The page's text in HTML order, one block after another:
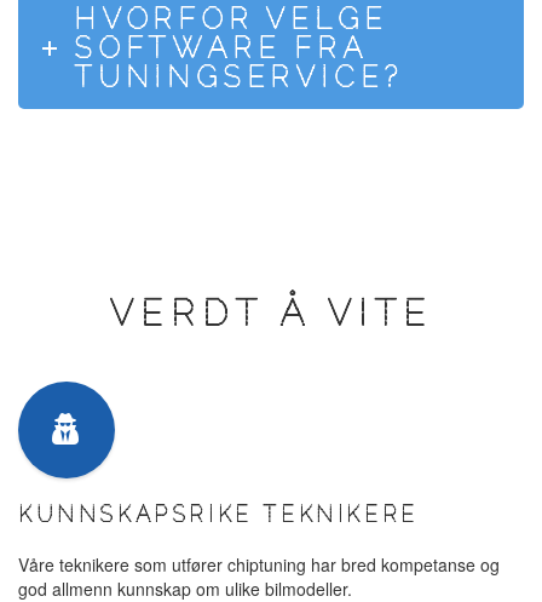
HVORFOR VELGE
SOFTWARE FRA
TUNINGSERVICE?
VERDT Å VITE
KUNNSKAPSRIKE TEKNIKERE
Våre teknikere som utfører chiptuning har bred kompetanse og
god allmenn kunnskap om ulike bilmodeller.